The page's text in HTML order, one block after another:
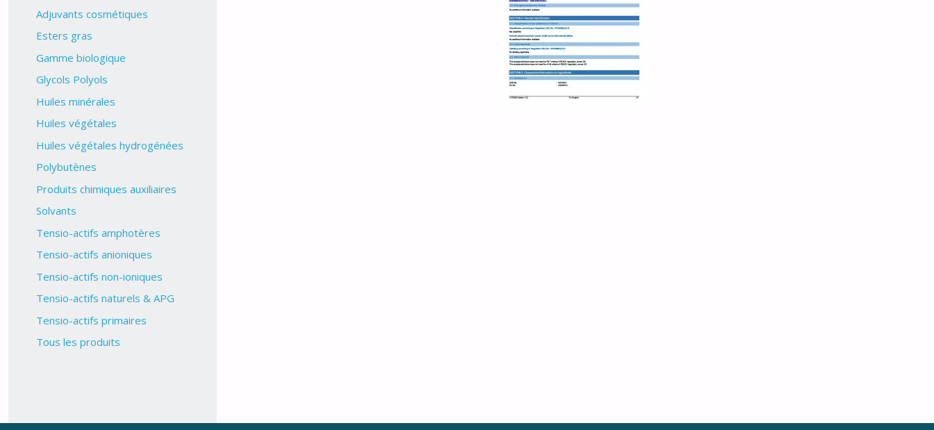
Adjuvants cosmétiques
Esters gras
Gamme biologique
Glycols Polyols
Huiles minérales
Huiles végétales
Huiles végétales hydrogénées
Polybutènes
Produits chimiques auxiliaires
Solvants
Tensio-actifs amphotères
Tensio-actifs anioniques
Tensio-actifs non-ioniques
Tensio-actifs naturels & APG
Tensio-actifs primaires
Tous les produits